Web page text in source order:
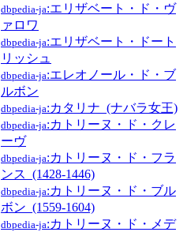
dbpedia-ja:エリザベート・ド・ヴ
ァロワ
dbpedia-ja:エリザベート・ドート
リッシュ
dbpedia-ja:エレオノール・ド・ブ
ルボン
dbpedia-ja:カタリナ_(ナバラ女王)
dbpedia-ja:カトリーヌ・ド・クレ
ーヴ
dbpedia-ja:カトリーヌ・ド・フラ
ンス_(1428-1446)
dbpedia-ja:カトリーヌ・ド・ブル
ボン_(1559-1604)
dbpedia-ja:カトリーヌ・ド・メデ